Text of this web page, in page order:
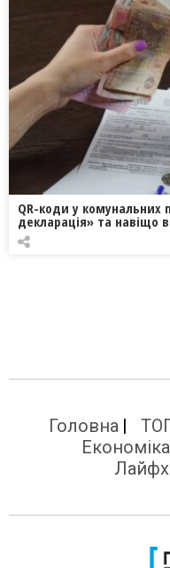
QR-коди у комунальних
декларація» та навіщо
Головна
Економіка